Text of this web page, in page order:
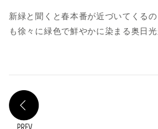
新緑と聞くと春本番が近づいてくる
も徐々に緑色で鮮やかに染まる奥日